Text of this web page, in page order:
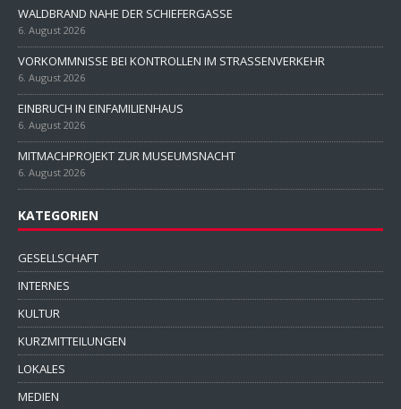
WALDBRAND NAHE DER SCHIEFERGASSE
6. August 2026
VORKOMMNISSE BEI KONTROLLEN IM STRASSENVERKEHR
6. August 2026
EINBRUCH IN EINFAMILIENHAUS
6. August 2026
MITMACHPROJEKT ZUR MUSEUMSNACHT
6. August 2026
KATEGORIEN
GESELLSCHAFT
INTERNES
KULTUR
KURZMITTEILUNGEN
LOKALES
MEDIEN